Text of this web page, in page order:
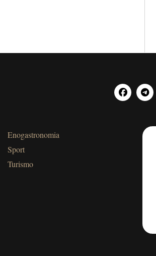
Enogastronomia
Sport
Turismo